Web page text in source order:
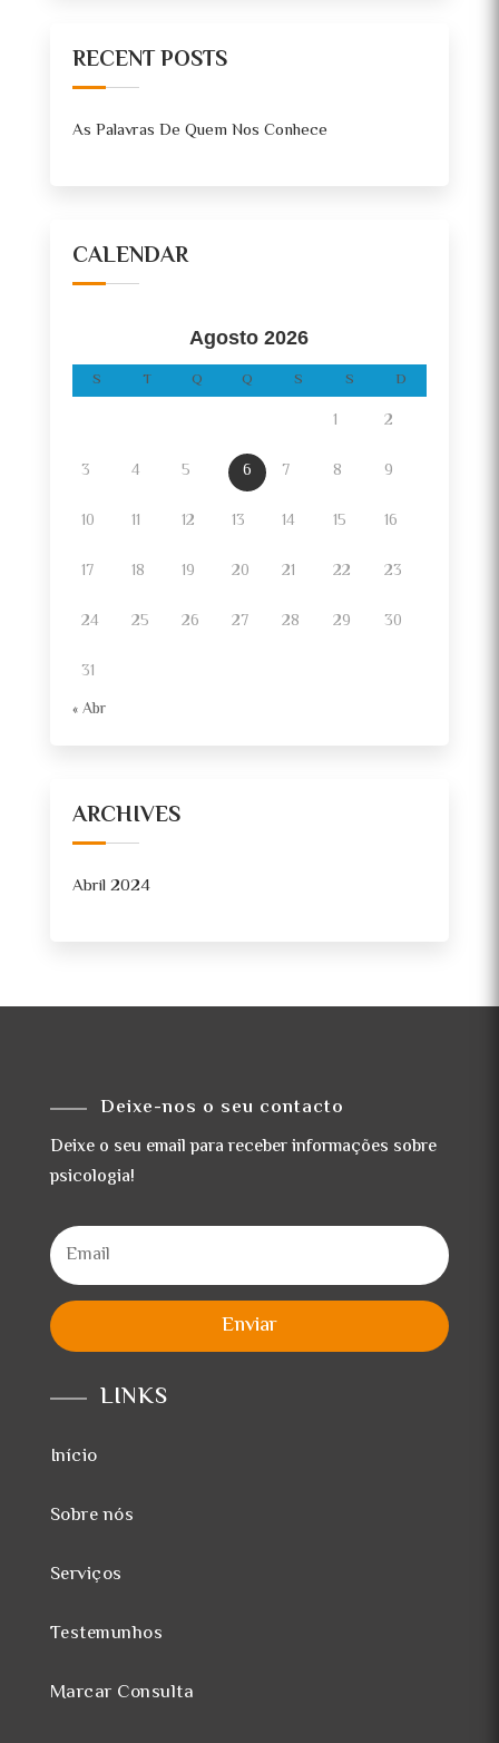
RECENT POSTS
As Palavras De Quem Nos Conhece
CALENDAR
Agosto 2026
S
T Q Q S S D
1 2
3 4 5 6 7 8 9
10 11 12 13 14 15 16
17 18 19 20 21 22 23
24 25 26 27 28 29 30
31
« Abr
ARCHIVES
Abril 2024
Deixe-nos o seu contacto
Deixe o seu email para receber informações sobre
psicologia!
Enviar
LINKS
Início
Sobre nós
Serviços
Testemunhos
Marcar Consulta